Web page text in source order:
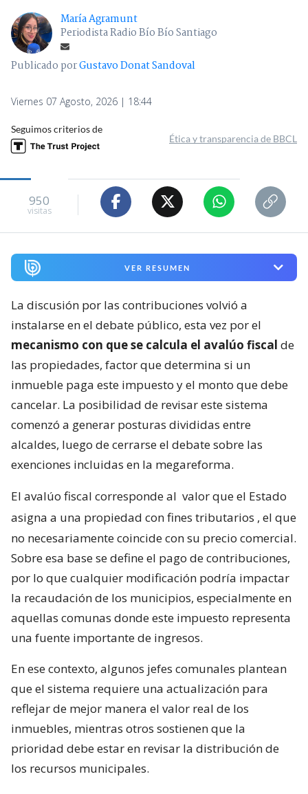
María Agramunt
Periodista Radio Bío Bío Santiago
Publicado porGustavo Donat Sandoval
Viernes 07 Agosto, 2026 | 18:44
Seguimos criterios de
Ética y transparencia de BBCL
950
visitas
VER RESUMEN
La discusión por las contribuciones volvió a
instalarse en el debate público, esta vez por el
mecanismo con que se calcula el avalúo fiscal de
las propiedades, factor que determina si un
inmueble paga este impuesto y el monto que debe
cancelar. La posibilidad de revisar este sistema
comenzó a generar posturas divididas entre
alcaldes, luego de cerrarse el debate sobre las
exenciones incluidas en la megareforma.
El avalúo fiscal corresponde al valor que el Estado
asigna a una propiedad con fines tributarios , el que
no necesariamente coincide con su precio comercial.
Sobre esa base se define el pago de contribuciones,
por lo que cualquier modificación podría impactar
la recaudación de los municipios, especialmente en
aquellas comunas donde este impuesto representa
una fuente importante de ingresos.
En ese contexto, algunos jefes comunales plantean
que el sistema requiere una actualización para
reflejar de mejor manera el valor real de los
inmuebles, mientras otros sostienen que la
prioridad debe estar en revisar la distribución de
los recursos municipales.